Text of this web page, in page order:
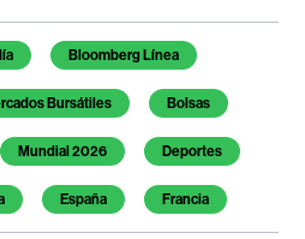
Bloomberg Línea
Bursátiles Bolsas
Mundial 2026 Deportes
España Francia